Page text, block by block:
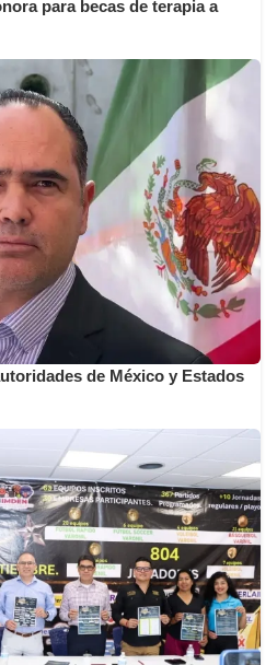
para becas de terapia a
de México y Estados